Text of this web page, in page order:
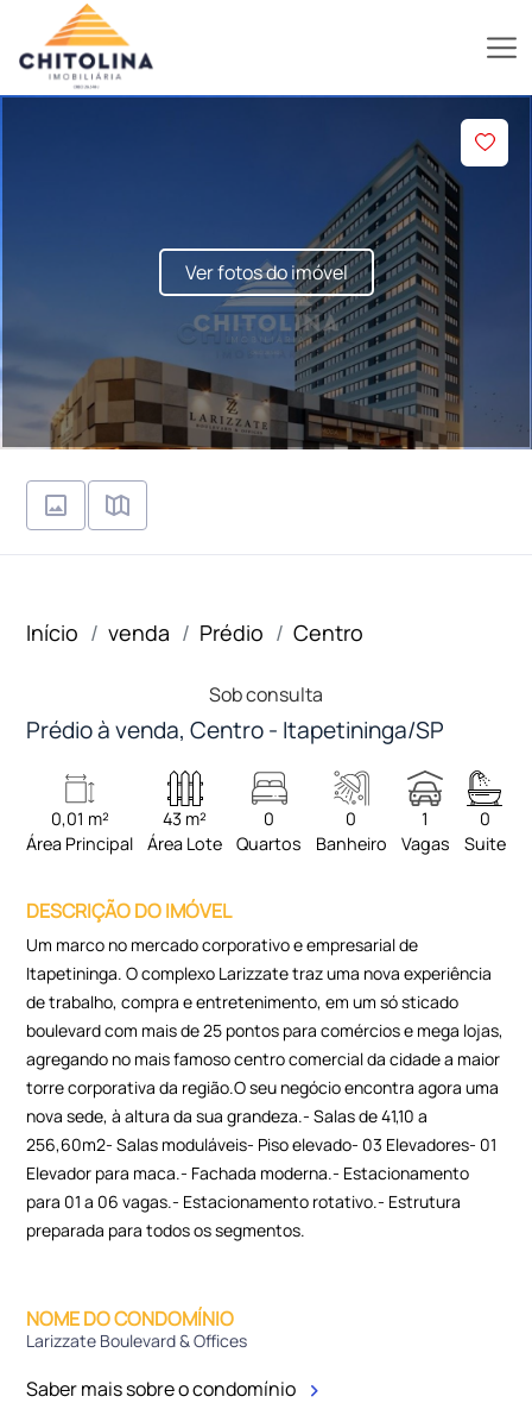
Ver fotos do imóvel
Início venda Prédio Centro
Sob consulta
Prédio à venda, Centro - Itapetininga/SP
0,01 m²
Área Principal
43 m²
Área Lote
0
Quartos
0
Banheiro
1
Vagas
0
Suite
DESCRIÇÃO DO IMÓVEL
Um marco no mercado corporativo e empresarial de
Itapetininga. O complexo Larizzate traz uma nova experiência
de trabalho, compra e entretenimento, em um só sticado
boulevard com mais de 25 pontos para comércios e mega lojas,
agregando no mais famoso centro comercial da cidade a maior
torre corporativa da região.O seu negócio encontra agora uma
nova sede, à altura da sua grandeza.- Salas de 41,10 a
256,60m2- Salas moduláveis- Piso elevado- 03 Elevadores- 01
Elevador para maca.- Fachada moderna.- Estacionamento
para 01 a 06 vagas.- Estacionamento rotativo.- Estrutura
preparada para todos os segmentos.
NOME DO CONDOMÍNIO
Larizzate Boulevard & Offices
Saber mais sobre o condomínio